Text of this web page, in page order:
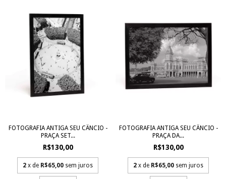
FOTOGRAFIA ANTIGA SEU CÂNCIO -
PRAÇA SET...
R$130,00
2 x de R$65,00 sem juros
FOTOGRAFIA ANTIGA SEU CÂNCIO -
PRAÇA DA...
R$130,00
2 x de R$65,00 sem juros